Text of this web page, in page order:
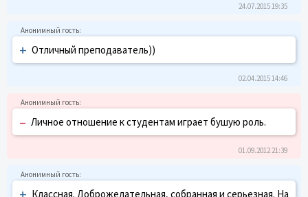
24.07.2015 19:35
+ Отличный преподаватель))
02.04.2015 14:46
– Личное отношение к студентам играет бушую роль.
01.09.2012 21:39
Классная. Доброжелательная, собранная и серьезная. На